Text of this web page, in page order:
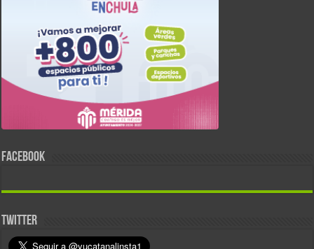
FACEBOOK
TWITTER